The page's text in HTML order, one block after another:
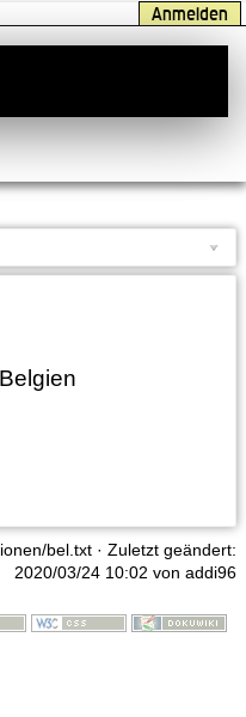
Anmelden
bel.txt · Zuletzt geändert:
2020/03/24 10:02 von addi96